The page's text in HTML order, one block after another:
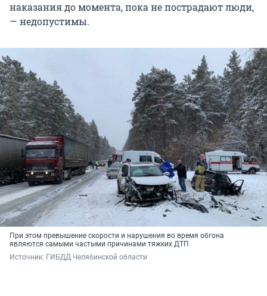
наказания до момента, пока не пострадают люди,
— недопустимы.
При этом превышение скорости и нарушения во время обгона
являются самыми частыми причинами тяжких ДТП
Источник: ГИБДД Челябинской области